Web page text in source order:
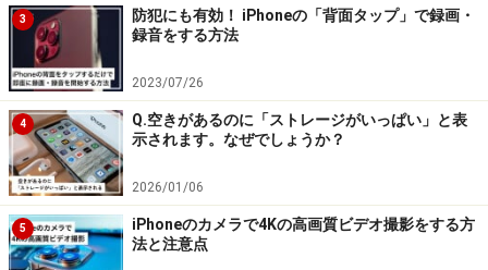
※記事内容は執筆時点のものです。最新の内容をご確認くださ
い。
※機種やOSのバージョンによって画面表示、操作方法が異なる可
能性があります。
【編集部おすすめの購入サイト】
Amazonで人気の iPhone 用品をチェック！
3
防犯にも有効！ iPhoneの「背面タップ」で録画・
録音をする方法
2023/07/26
4
Q.空きがあるのに「ストレージがいっぱい」と表
示されます。なぜでしょうか？
2026/01/06
5
iPhoneのカメラで4Kの高画質ビデオ撮影をする方
法と注意点